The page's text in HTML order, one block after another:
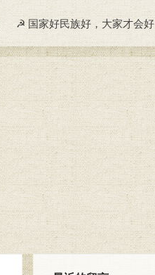
☭ 国家好民族好，大家才会好